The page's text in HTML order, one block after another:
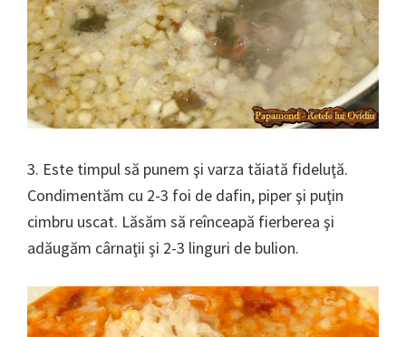
3. Este timpul să punem şi varza tăiată fideluţă.
Condimentăm cu 2-3 foi de dafin, piper şi puţin
cimbru uscat. Lăsăm să reînceapă fierberea şi
adăugăm cârnaţii şi 2-3 linguri de bulion.